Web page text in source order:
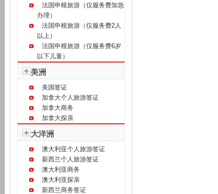
法国申根旅游（仅服务费加急
办理）
法国申根旅游（仅服务费2人
以上）
法国申根旅游（仅服务费6岁
以下儿童）
美洲
美国签证
加拿大个人旅游签证
加拿大商务
加拿大探亲
大洋洲
澳大利亚个人旅游签证
新西兰个人旅游签证
澳大利亚商务
澳大利亚探亲
新西兰商务签证